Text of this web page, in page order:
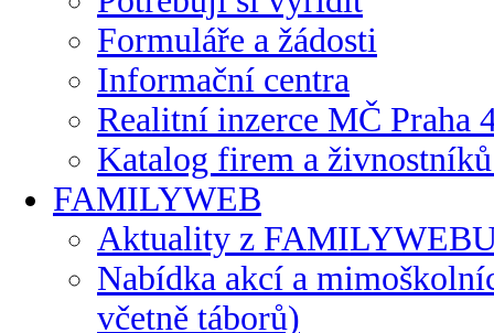
Formuláře a žádosti
Informační centra
Realitní inzerce MČ Praha
Katalog firem a
FAMILYWEB
Aktuality z
Nabídka akcí a
včetně táborů)